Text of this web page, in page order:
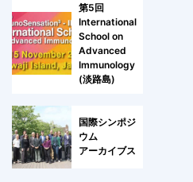
第5回
International
School on
Advanced
Immunology
(淡路島)
国際シンポジ
ウム
アーカイブス